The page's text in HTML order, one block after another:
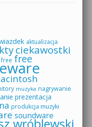
aktualizacja
ciekawostki
free free
muzyka nagrywanie
prezentacja
produkcja muzyki
soundware
wróblewski